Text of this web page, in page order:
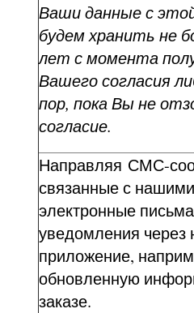
Ваши данные с
будем хранить не
лет с момента
Вашего согласия
пор, пока Вы не
согласие.
Направляя СМС-
связанные с
электронные
уведомления через
приложение,
обновленную
заказе.